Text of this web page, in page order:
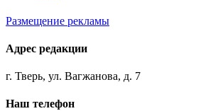
Размещение рекламы
Адрес редакции
г. Тверь, ул. Вагжанова, д. 7
Наш телефон